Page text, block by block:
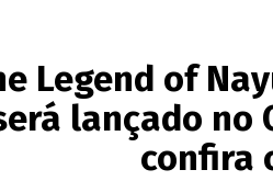
Legend of
lançado no
confira